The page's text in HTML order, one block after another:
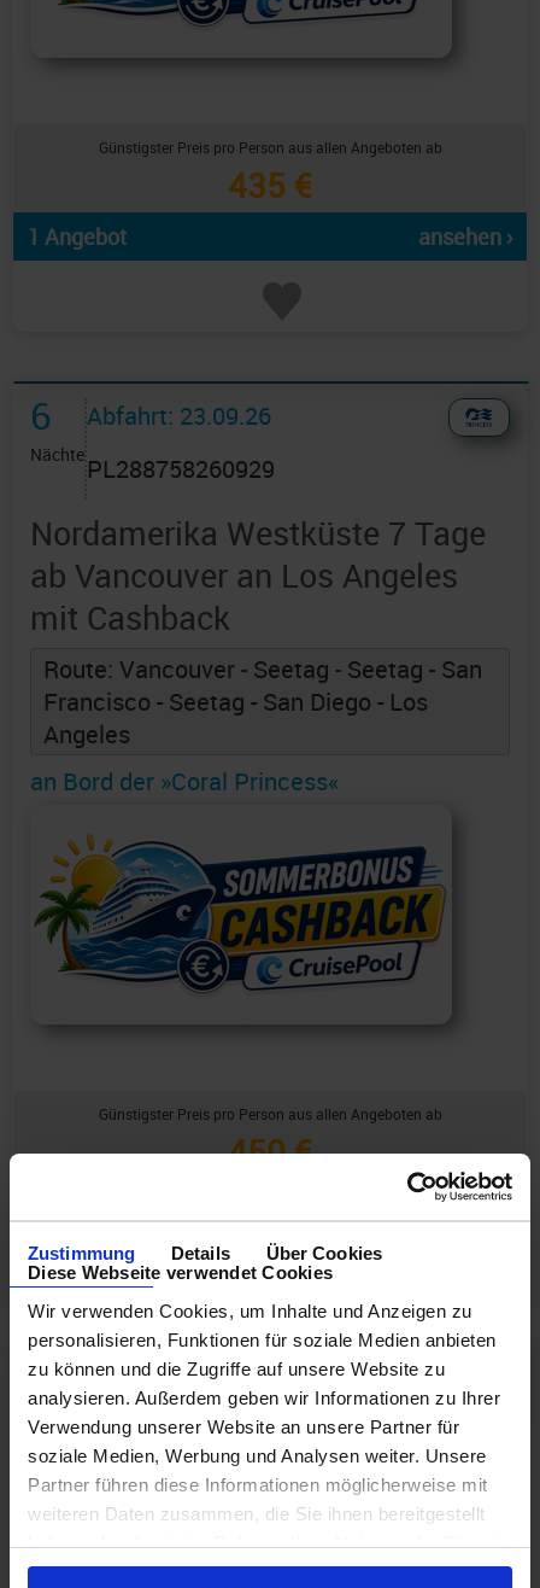
Zustimmung Details
Über Cookies
Diese Webseite verwendet Cookies
Wir verwenden Cookies, um Inhalte und Anzeigen zu
personalisieren, Funktionen für soziale Medien anbieten
zu können und die Zugriffe auf unsere Website zu
analysieren. Außerdem geben wir Informationen zu Ihrer
Verwendung unserer Website an unsere Partner für
soziale Medien, Werbung und Analysen weiter. Unsere
Partner führen diese Informationen möglicherweise mit
weiteren Daten zusammen, die Sie ihnen bereitgestellt
haben oder die sie im Rahmen Ihrer Nutzung der Dienste
gesammelt haben.
Günstigster Preis pro Person aus allen Angeboten ab
435 €
1 Angebot ansehen ›
6
Nächte
Abfahrt: 23.09.26
PL288758260929
Nordamerika Westküste 7 Tage
ab Vancouver an Los Angeles
mit Cashback
Route: Vancouver - Seetag - Seetag - San
Francisco - Seetag - San Diego - Los
Angeles
an Bord der »Coral Princess«
Günstigster Preis pro Person aus allen Angeboten ab
450 €
ansehen ›
6
Nächte
Abfahrt: 07.02.27
RA294273270213
Westliche Karibik 7 Tage ab/an
Fort Lauderdale mit Cashback